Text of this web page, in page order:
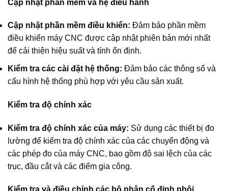
Cập nhật phần mềm và hệ điều hành
Cập nhật phần mềm điều khiển: Đảm bảo phần mềm
điều khiển máy CNC được cập nhật phiên bản mới nhất
để cải thiện hiệu suất và tính ổn định.
Kiểm tra các cài đặt hệ thống: Đảm bảo các thông số và
cấu hình hệ thống phù hợp với yêu cầu sản xuất.
Kiểm tra độ chính xác
Kiểm tra độ chính xác của máy: Sử dụng các thiết bị đo
lường để kiểm tra độ chính xác của các chuyển động và
các phép đo của máy CNC, bao gồm độ sai lệch của các
trục, đầu cắt và các điểm gia công.